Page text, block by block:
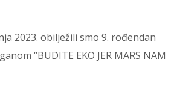
2023. obilježili smo 9. rođendan
“BUDITE EKO JER MARS NAM